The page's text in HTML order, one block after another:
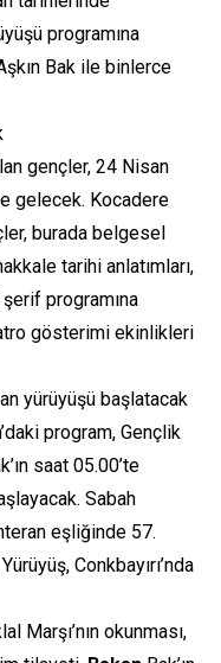
programına
Bak ile binlerce
gençler, 24 Nisan
gelecek. Kocadere
burada belgesel
tarihi anlatımları,
programına
gösterimi ekinlikleri
yürüyüşü başlatacak
program, Gençlik
saat 05.00’te
Sabah
eşliğinde 57.
Conkbayırı’nda
Marşı’nın okunması,